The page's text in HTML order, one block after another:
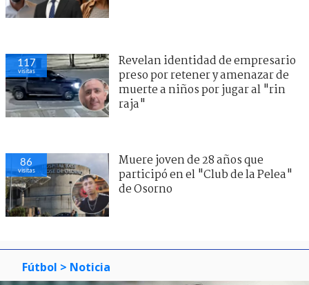
117
visitas
Revelan identidad de empresario
preso por retener y amenazar de
muerte a niños por jugar al "rin
raja"
86
visitas
Muere joven de 28 años que
participó en el "Club de la Pelea"
de Osorno
Fútbol > Noticia